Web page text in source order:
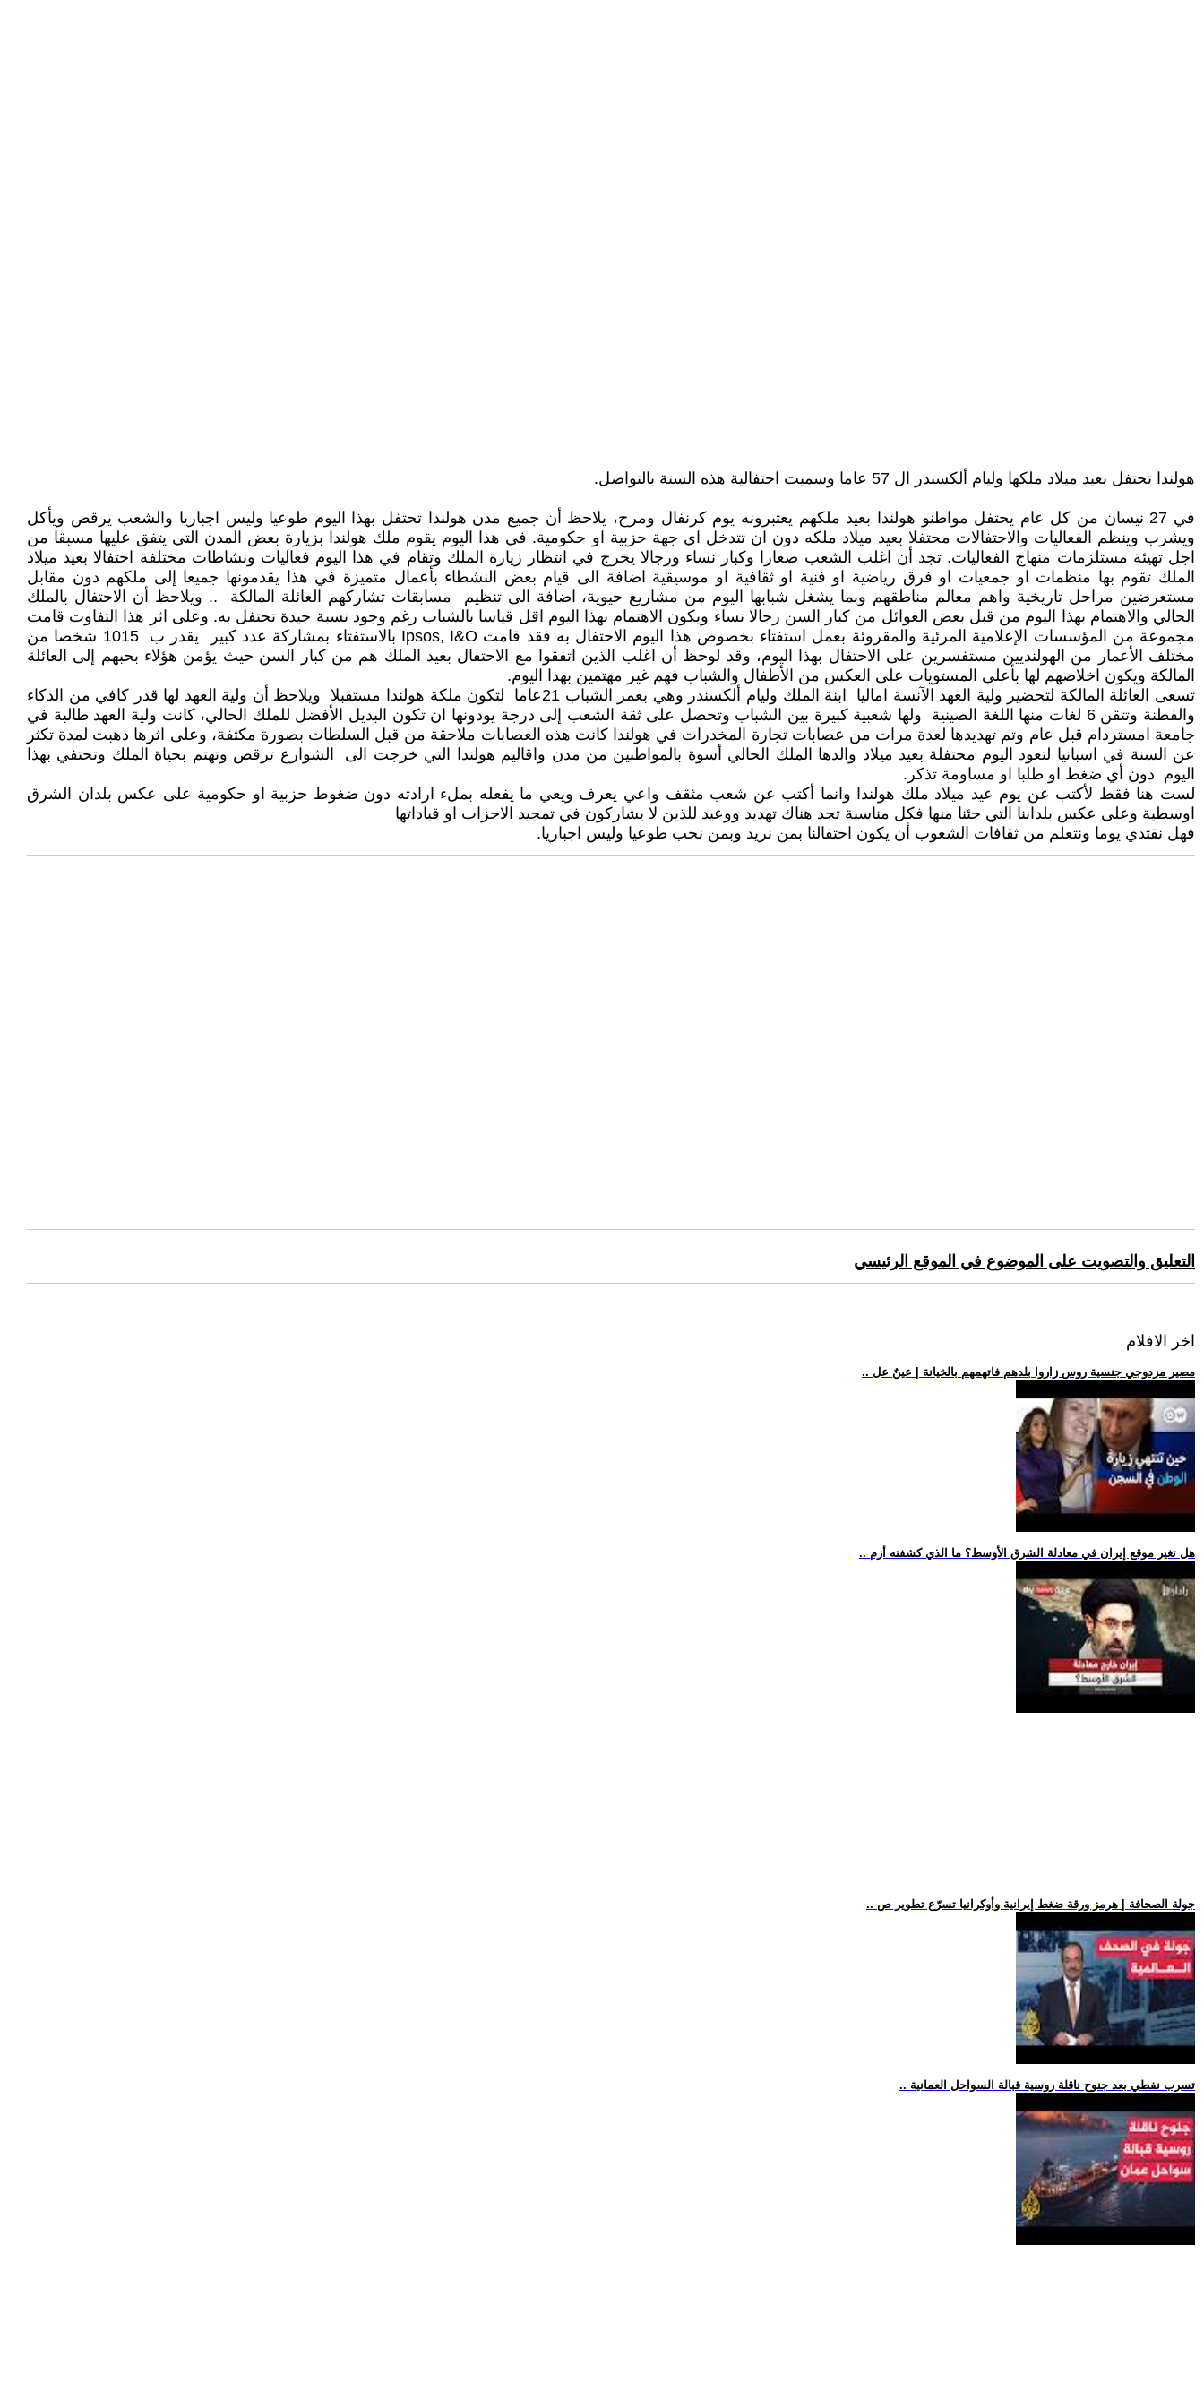
هولندا تحتفل بعيد ميلاد ملكها وليام ألكسندر ال 57 عاما وسميت احتفالية هذه السنة بالتواصل.
في 27 نيسان من كل عام يحتفل مواطنو هولندا بعيد ملكهم يعتبرونه يوم كرنفال ومرح، يلاحظ أن جميع مدن هولندا تحتفل بهذا اليوم طوعيا وليس اجباريا والشعب يرقص ويأكل
ويشرب وينظم الفعاليات والاحتفالات محتفلا بعيد ميلاد ملكه دون ان تتدخل اي جهة حزبية او حكومية. في هذا اليوم يقوم ملك هولندا بزيارة بعض المدن التي يتفق عليها مسبقا من
اجل تهيئة مستلزمات منهاج الفعاليات. تجد أن اغلب الشعب صغارا وكبار نساء ورجالا يخرج في انتظار زيارة الملك وتقام في هذا اليوم فعاليات ونشاطات مختلفة احتفالا بعيد ميلاد
الملك تقوم بها منظمات او جمعيات او فرق رياضية او فنية او ثقافية او موسيقية اضافة الى قيام بعض النشطاء بأعمال متميزة في هذا يقدمونها جميعا إلى ملكهم دون مقابل
مستعرضين مراحل تاريخية واهم معالم مناطقهم وبما يشغل شبابها اليوم من مشاريع حيوية، اضافة الى تنظيم مسابقات تشاركهم العائلة المالكة .. ويلاحظ أن الاحتفال بالملك
الحالي والاهتمام بهذا اليوم من قبل بعض العوائل من كبار السن رجالا نساء ويكون الاهتمام بهذا اليوم اقل قياسا بالشباب رغم وجود نسبة جيدة تحتفل به. وعلى اثر هذا التفاوت قامت
مجموعة من المؤسسات الإعلامية المرئية والمقروئة بعمل استفتاء بخصوص هذا اليوم الاحتفال به فقد قامت Ipsos, I&O بالاستفتاء بمشاركة عدد كبير يقدر ب 1015 شخصا من
مختلف الأعمار من الهولنديين مستفسرين على الاحتفال بهذا اليوم، وقد لوحظ أن اغلب الذين اتفقوا مع الاحتفال بعيد الملك هم من كبار السن حيث يؤمن هؤلاء بحبهم إلى العائلة
المالكة ويكون اخلاصهم لها بأعلى المستويات على العكس من الأطفال والشباب فهم غير مهتمين بهذا اليوم.
تسعى العائلة المالكة لتحضير ولية العهد الآنسة اماليا ابنة الملك وليام ألكسندر وهي بعمر الشباب 21عاما لتكون ملكة هولندا مستقبلا ويلاحظ أن ولية العهد لها قدر كافي من الذكاء
والفطنة وتتقن 6 لغات منها اللغة الصينية ولها شعبية كبيرة بين الشباب وتحصل على ثقة الشعب إلى درجة يودونها ان تكون البديل الأفضل للملك الحالي، كانت ولية العهد طالبة في
جامعة امستردام قبل عام وتم تهديدها لعدة مرات من عصابات تجارة المخدرات في هولندا كانت هذه العصابات ملاحقة من قبل السلطات بصورة مكثفة، وعلى اثرها ذهبت لمدة تكثر
عن السنة في اسبانيا لتعود اليوم محتفلة بعيد ميلاد والدها الملك الحالي أسوة بالمواطنين من مدن واقاليم هولندا التي خرجت الى الشوارع ترقص وتهتم بحياة الملك وتحتفي بهذا
اليوم دون أي ضغط او طلبا او مساومة تذكر.
لست هنا فقط لأكتب عن يوم عيد ميلاد ملك هولندا وانما أكتب عن شعب مثقف واعي يعرف ويعي ما يفعله بملء ارادته دون ضغوط حزبية او حكومية على عكس بلدان الشرق
اوسطية وعلى عكس بلداننا التي جئنا منها فكل مناسبة تجد هناك تهديد ووعيد للذين لا يشاركون في تمجيد الاحزاب او قياداتها
فهل نقتدي يوما ونتعلم من ثقافات الشعوب أن يكون احتفالنا بمن نريد وبمن نحب طوعيا وليس اجباريا.
التعليق والتصويت على الموضوع في الموقع الرئيسي
اخر الافلام
.. مصير مزدوجي جنسية روس زاروا بلدهم فاتهمهم بالخيانة | عينٌ عل
.. هل تغير موقع إيران في معادلة الشرق الأوسط؟ ما الذي كشفته أزم
.. جولة الصحافة | هرمز ورقة ضغط إيرانية وأوكرانيا تسرّع تطوير ص
.. تسرب نفطي بعد جنوح ناقلة روسية قبالة السواحل العمانية